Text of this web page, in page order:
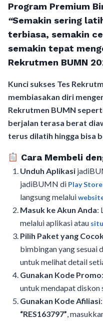
Program Premium
“Semakin sering
terbiasa, semakin
semakin tepat
Rekrutmen BUMN
Kunci sukses Tes
membiasakan diri
Rekrutmen BUMN
berjalan terasa berat
terus dilatih hingga bisa
Cara Membeli
Unduh Aplikasi
jadiBUMN di Play Store
langsung melalui
Masuk ke Akun Anda:
melalui aplikasi atau
Pilih Paket yang
bimbingan yang sesuai
untuk melihat detail
Gunakan Kode Promo
untuk mendapat diskon
Gunakan Kode Afiliasi
“RES163797”,